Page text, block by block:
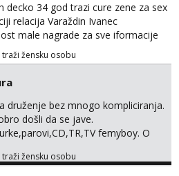
decko 34 god trazi cure zene za sex
relacija Varaždin Ivanec
male nagrade za sve iformacije
098819637 pusa
žensku osobu
druženje bez mnogo kompliciranja.
došli da se jave.
femyboy. O
ako smo za druženje možemo
žensku osobu